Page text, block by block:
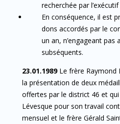
recherchée par l’exécutif
En conséquence, il est
dons accordés par le
un an, n’engageant pas
subséquents.
23.01.1989Le frère Raymond
la présentation de deux
offertes par le district 46 et
Lévesque pour son travail
mensuel et le frère Gérald